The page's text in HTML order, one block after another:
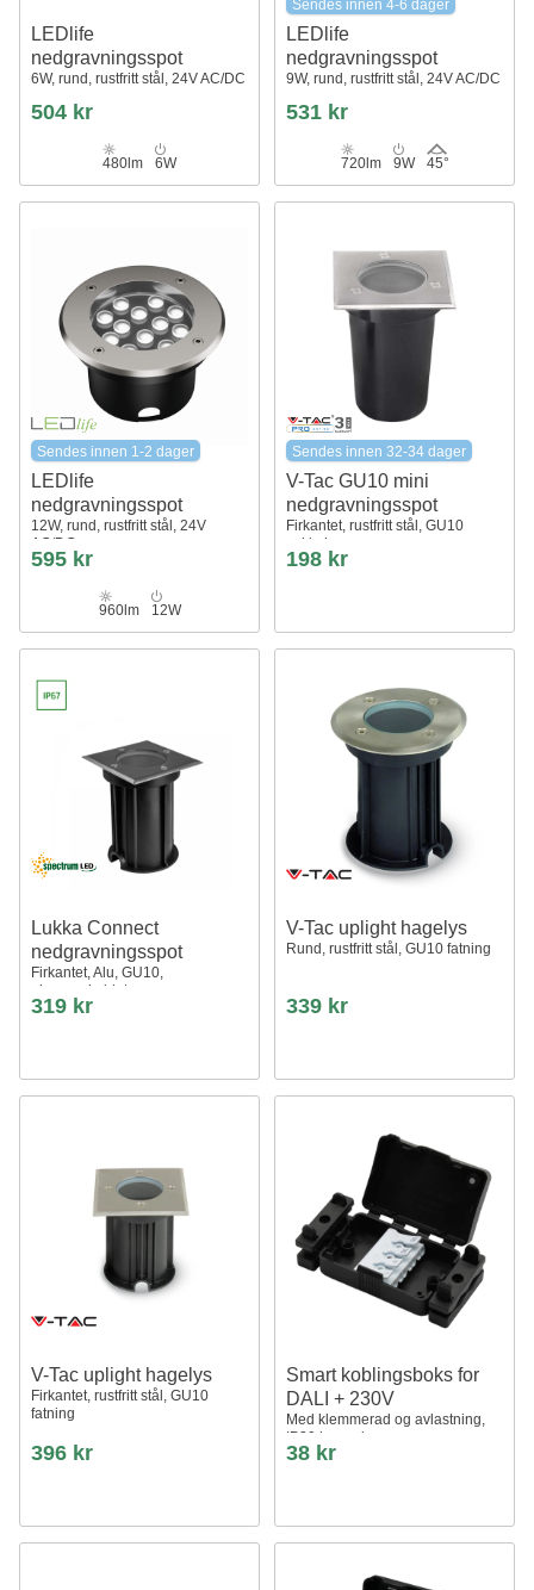
LEDlife
nedgravningsspot
6W, rund, rustfritt stål, 24V AC/DC
504 kr
480lm 6W
Sendes innen 4-6 dager
LEDlife
nedgravningsspot
9W, rund, rustfritt stål, 24V AC/DC
531 kr
720lm 9W 45°
Sendes innen 1-2 dager
LEDlife
nedgravningsspot
12W, rund, rustfritt stål, 24V
AC/DC
595 kr
960lm 12W
Sendes innen 32-34 dager
V-Tac GU10 mini
nedgravningsspot
Firkantet, rustfritt stål, GU10
sokkel
198 kr
Lukka Connect
nedgravningsspot
Firkantet, Alu, GU10,
gjennomkoblet
319 kr
V-Tac uplight hagelys
Rund, rustfritt stål, GU10 fatning
339 kr
V-Tac uplight hagelys
Firkantet, rustfritt stål, GU10
fatning
396 kr
Smart koblingsboks for
DALI + 230V
Med klemmerad og avlastning,
IP20 innendørs
38 kr